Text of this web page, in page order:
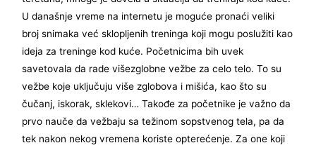
U današnje vreme na internetu je moguće pronaći veliki
broj snimaka već sklopljenih treninga koji mogu poslužiti kao
ideja za treninge kod kuće. Početnicima bih uvek
savetovala da rade višezglobne vežbe za celo telo. To su
vežbe koje uključuju više zglobova i mišića, kao što su
čučanj, iskorak, sklekovi… Takođe za početnike je važno da
prvo nauče da vežbaju sa težinom sopstvenog tela, pa da
tek nakon nekog vremena koriste opterećenje. Za one koji